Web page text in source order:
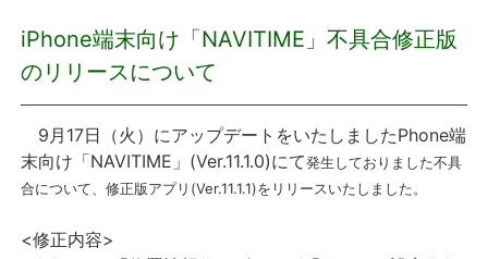
プレスリリース
プレスリリース
おしらせ
サービス
iPhone端末向け「NAVITIME」不具合修正版
のリリースについて
9月17日（火）にアップデートをいたしましたPhone端
末向け「NAVITIME」(Ver.11.1.0)にて発生しておりました不具
合について、修正版アプリ(Ver.11.1.1)をリリースいたしました。
<修正内容>